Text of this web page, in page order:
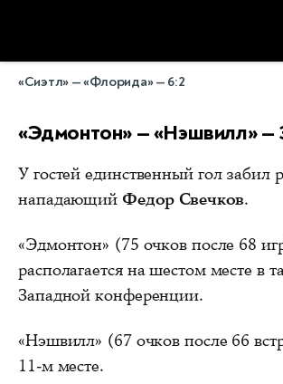
«Сиэтл» — «Флорида» — 6:2
«Эдмонтон» — «Нэшвилл» —
У гостей единственный гол забил
нападающий Федор Свечков.
«Эдмонтон» (75 очков после 68
располагается на шестом месте в
Западной конференции.
«Нэшвилл» (67 очков после 66
11-м месте.